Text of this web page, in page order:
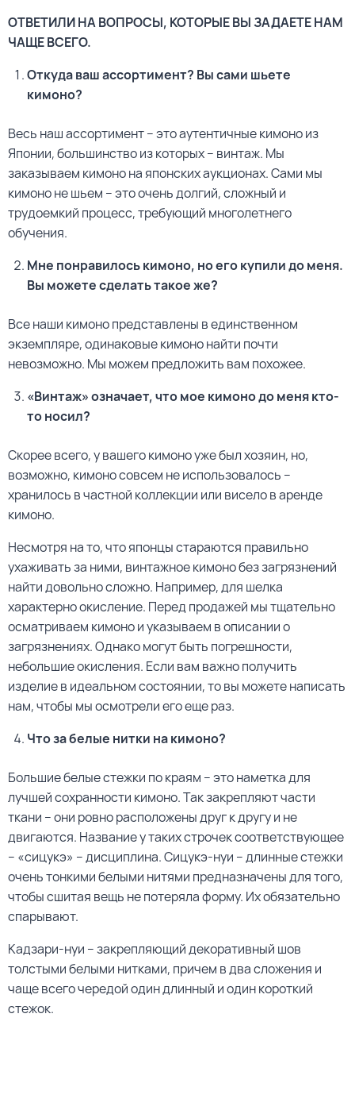
ОТВЕТИЛИ НА ВОПРОСЫ, КОТОРЫЕ ВЫ ЗАДАЕТЕ НАМ
ЧАЩЕ ВСЕГО.
Откуда ваш ассортимент? Вы сами шьете
кимоно?
Весь наш ассортимент – это аутентичные кимоно из
Японии, большинство из которых – винтаж. Мы
заказываем кимоно на японских аукционах. Сами мы
кимоно не шьем – это очень долгий, сложный и
трудоемкий процесс, требующий многолетнего
обучения.
Мне понравилось кимоно, но его купили до меня.
Вы можете сделать такое же?
Все наши кимоно представлены в единственном
экземпляре, одинаковые кимоно найти почти
невозможно. Мы можем предложить вам похожее.
«Винтаж» означает, что мое кимоно до меня кто-
то носил?
Скорее всего, у вашего кимоно уже был хозяин, но,
возможно, кимоно совсем не использовалось –
хранилось в частной коллекции или висело в аренде
кимоно.
Несмотря на то, что японцы стараются правильно
ухаживать за ними, винтажное кимоно без загрязнений
найти довольно сложно. Например, для шелка
характерно окисление. Перед продажей мы тщательно
осматриваем кимоно и указываем в описании о
загрязнениях. Однако могут быть погрешности,
небольшие окисления. Если вам важно получить
изделие в идеальном состоянии, то вы можете написать
нам, чтобы мы осмотрели его еще раз.
Что за белые нитки на кимоно?
Большие белые стежки по краям – это наметка для
лучшей сохранности кимоно. Так закрепляют части
ткани – они ровно расположены друг к другу и не
двигаются. Название у таких строчек соответствующее
– «сицукэ» – дисциплина. Сицукэ-нуи – длинные стежки
очень тонкими белыми нитями предназначены для того,
чтобы сшитая вещь не потеряла форму. Их обязательно
спарывают.
Кадзари-нуи – закрепляющий декоративный шов
толстыми белыми нитками, причем в два сложения и
чаще всего чередой один длинный и один короткий
стежок.